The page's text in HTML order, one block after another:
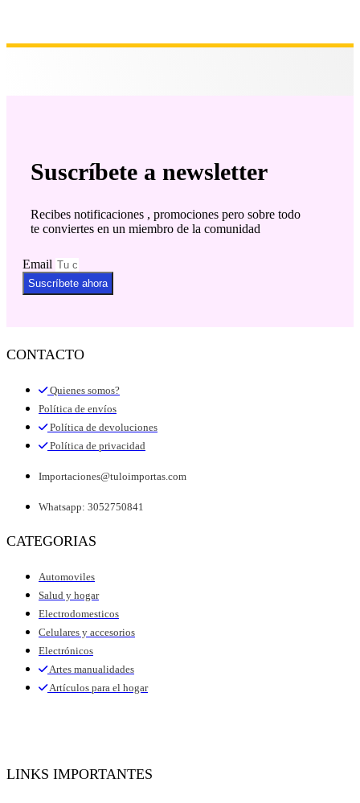
Suscríbete a newsletter
Recibes notificaciones , promociones pero sobre todo
te conviertes en un miembro de la comunidad
Email
Suscríbete ahora
CONTACTO
Quienes somos?
Política de envíos
Política de devoluciones
Política de privacidad
Importaciones@tuloimportas.com
Whatsapp: 3052750841
CATEGORIAS
Automoviles
Salud y hogar
Electrodomesticos
Celulares y accesorios
Electrónicos
Artes manualidades
Artículos para el hogar
LINKS IMPORTANTES